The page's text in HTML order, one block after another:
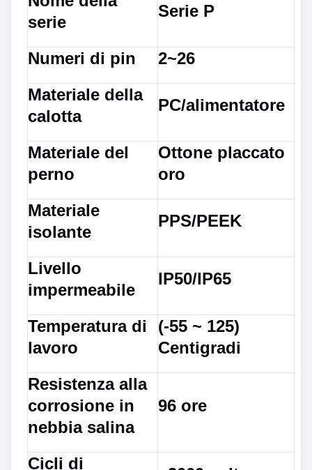
serie
Serie P
Numeri di pin
2~26
Materiale della
calotta
PC/alimentatore
Materiale del
perno
Ottone placcato
oro
Materiale
isolante
PPS/PEEK
Livello
impermeabile
IP50/IP65
Temperatura di
lavoro
(-55 ~ 125)
Centigradi
Resistenza alla
corrosione in
nebbia salina
96 ore
Cicli di